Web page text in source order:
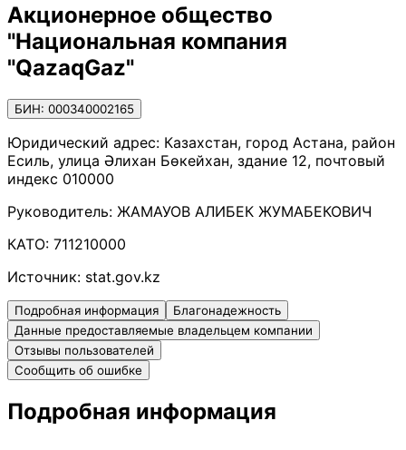
Акционерное общество
"Национальная компания
"QazaqGaz"
БИН: 000340002165
Юридический адрес: Казахстан, город Астана, район
Есиль, улица Әлихан Бөкейхан, здание 12, почтовый
индекс 010000
Руководитель: ЖАМАУОВ АЛИБЕК ЖУМАБЕКОВИЧ
КАТО: 711210000
Источник: stat.gov.kz
Подробная информация
Благонадежность
Данные предоставляемые владельцем компании
Отзывы пользователей
Сообщить об ошибке
Подробная информация